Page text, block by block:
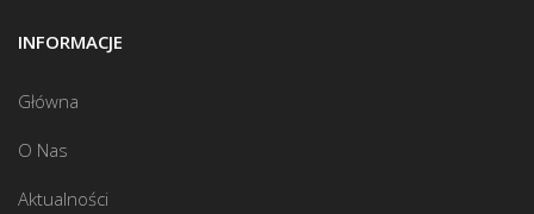
INFORMACJE
Główna
O Nas
Aktualności